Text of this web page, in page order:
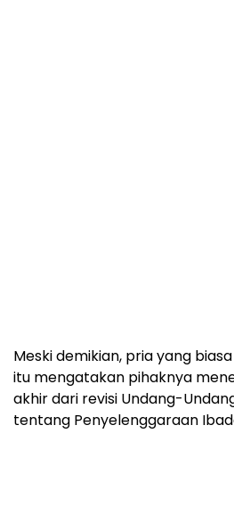
Meski demikian, pria yang
itu mengatakan pihaknya
akhir dari revisi Undang-
tentang Penyelenggaraan